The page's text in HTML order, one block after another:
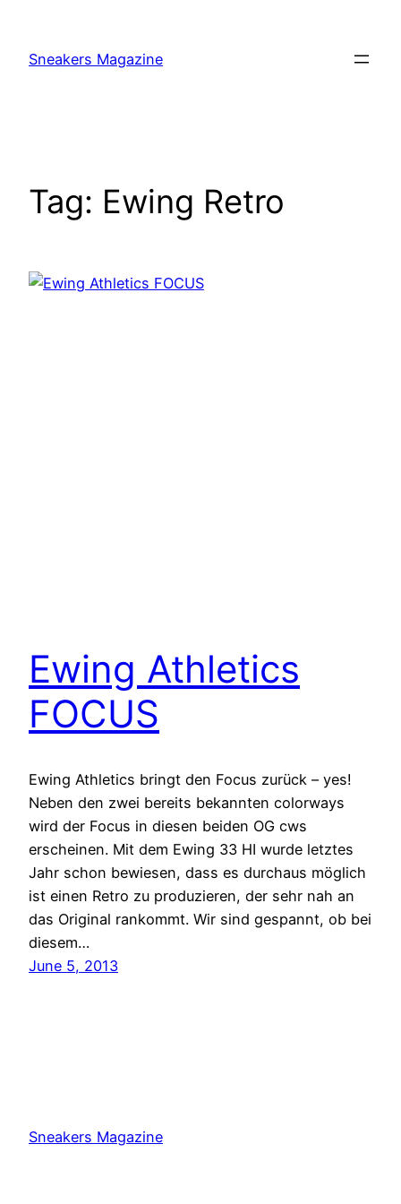
content
Sneakers Magazine
Tag: Ewing Retro
Ewing Athletics
FOCUS
Ewing Athletics bringt den Focus zurück – yes!
Neben den zwei bereits bekannten colorways
wird der Focus in diesen beiden OG cws
erscheinen. Mit dem Ewing 33 HI wurde letztes
Jahr schon bewiesen, dass es durchaus möglich
ist einen Retro zu produzieren, der sehr nah an
das Original rankommt. Wir sind gespannt, ob bei
diesem…
June 5, 2013
Sneakers Magazine